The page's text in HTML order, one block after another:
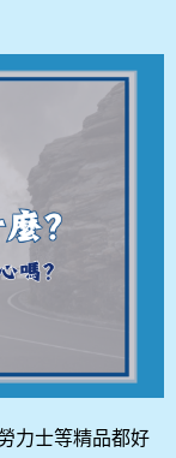
力士等精品都好